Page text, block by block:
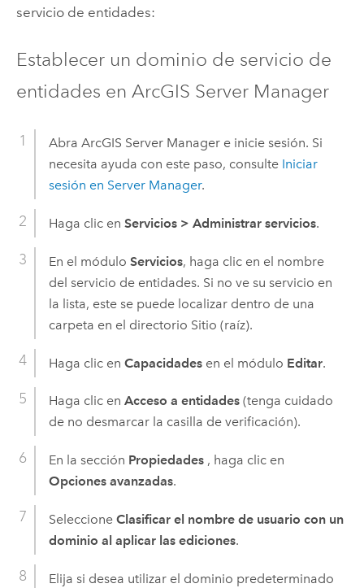
servicio de entidades:
Establecer un dominio de servicio de
entidades en ArcGIS Server Manager
Abra ArcGIS Server Managere inicie sesión. Si
necesita ayuda con este paso, consulte Iniciar
sesión en Server Manager.
Haga clic en Servicios > Administrar servicios.
En el módulo Servicios, haga clic en el nombre
del servicio de entidades. Si no ve su servicio en
la lista, este se puede localizar dentro de una
carpeta en el directorio Sitio (raíz).
Haga clic en Capacidadesen el módulo Editar.
Haga clic en Acceso a entidades(tenga cuidado
de no desmarcar la casilla de verificación).
En la sección Propiedades, haga clic en
Opciones avanzadas.
Seleccione Clasificar el nombre de usuario con un
dominio al aplicar las ediciones.
Elija si desea utilizar el dominio predeterminado